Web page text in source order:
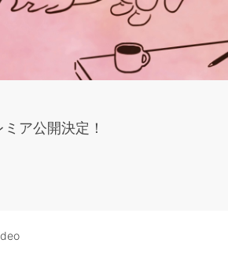
ア公開決定！